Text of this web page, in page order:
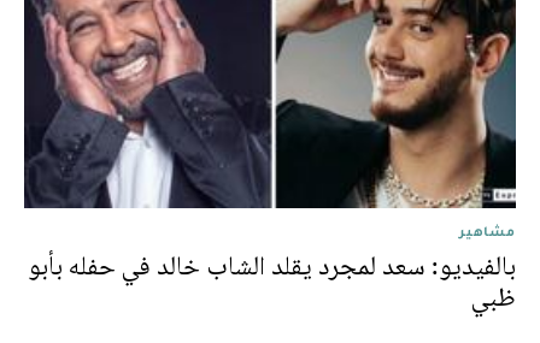
مشاهير
بالفيديو: سعد لمجرد يقلد الشاب خالد في حفله بأبو
ظبي